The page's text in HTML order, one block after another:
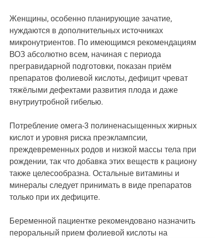
Женщины, особенно планирующие зачатие,
нуждаются в дополнительных источниках
микронутриентов. По имеющимся рекомендациям
ВОЗ абсолютно всем, начиная с периода
прегравидарной подготовки, показан приём
препаратов фолиевой кислоты, дефицит чреват
тяжёлыми дефектами развития плода и даже
внутриутробной гибелью.
Потребление омега-3 полиненасыщенных жирных
кислот и уровня риска преэклампсии,
преждевременных родов и низкой массы тела при
рождении, так что добавка этих веществ к рациону
также целесообразна. Остальные витамины и
минералы следует принимать в виде препаратов
только при их дефиците.
Беременной пациентке рекомендовано назначить
пероральный прием фолиевой кислоты на